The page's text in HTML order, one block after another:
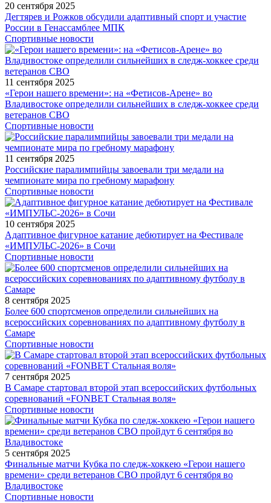
20 сентября 2025
Дегтярев и Рожков обсудили адаптивный спорт и участие
России в Генассамблее МПК
Спортивные новости
11 сентября 2025
«Герои нашего времени»: на «Фетисов-Арене» во
Владивостоке определили сильнейших в следж-хоккее среди
ветеранов СВО
Спортивные новости
11 сентября 2025
Российские паралимпийцы завоевали три медали на
чемпионате мира по гребному марафону
Спортивные новости
10 сентября 2025
Адаптивное фигурное катание дебютирует на Фестивале
«ИМПУЛЬС-2026» в Сочи
Спортивные новости
8 сентября 2025
Более 600 спортсменов определили сильнейших на
всероссийских соревнованиях по адаптивному футболу в
Самаре
Спортивные новости
7 сентября 2025
В Самаре стартовал второй этап всероссийских футбольных
соревнований «FONBET Стальная воля»
Спортивные новости
5 сентября 2025
Финальные матчи Кубка по следж-хоккею «Герои нашего
времени» среди ветеранов СВО пройдут 6 сентября во
Владивостоке
Спортивные новости